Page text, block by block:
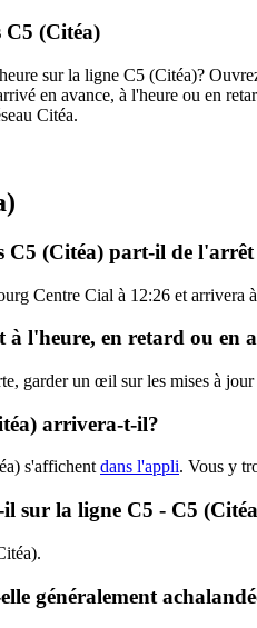
C5 (Citéa)
sur la ligne C5 (Citéa)?
en avance, à l'heure ou en
Citéa.
C5 (Citéa) part-il de
Centre Cial à 12:26 et
à l'heure, en retard ou en
garder un œil sur les mises à
arrivera-t-il?
s'affichent dans l'appli. Vous y
sur la ligne C5 - C5
généralement